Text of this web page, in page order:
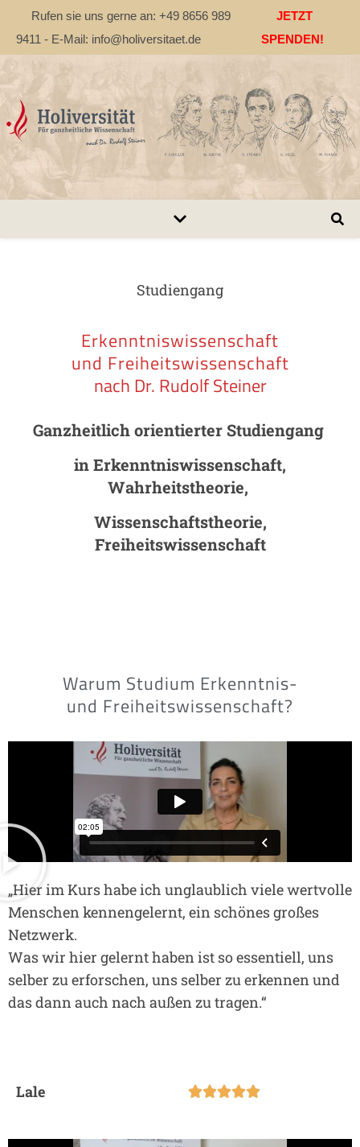
Rufen sie uns gerne an: +49 8656 989
9411 - E-Mail: info@holiversitaet.de
JETZT
SPENDEN!
Studiengang
Erkenntniswissenschaft
und Freiheitswissenschaft
nach Dr. Rudolf Steiner
Ganzheitlich orientierter Studiengang
in Erkenntniswissenschaft,
Wahrheitstheorie,
Wissenschaftstheorie,
Freiheitswissenschaft
Warum Studium Erkenntnis-
und Freiheitswissenschaft?
„Hier im Kurs habe ich unglaublich viele wertvolle
Menschen kennengelernt, ein schönes großes
Netzwerk.
Was wir hier gelernt haben ist so essentiell, uns
selber zu erforschen, uns selber zu erkennen und
das dann auch nach außen zu tragen.“
Lale 